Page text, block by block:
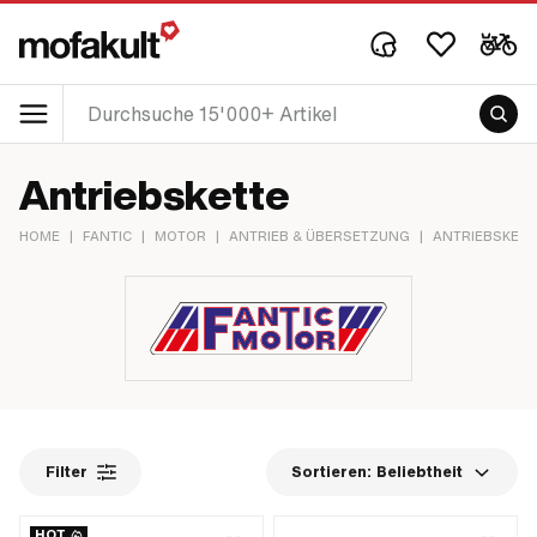
Antriebskette
HOME | FANTIC | MOTOR | ANTRIEB & ÜBERSETZUNG |
Filter Sortieren: Beliebtheit